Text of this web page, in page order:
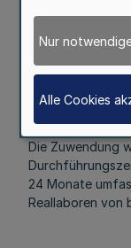
Die
können für die
gelten.
Die Zuwendung
24 Monate
Reallaboren von
Nur
Alle Cookies